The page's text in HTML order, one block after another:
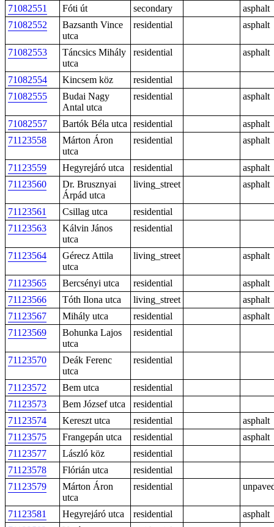
71082551 Fóti út secondary
asphalt
71082552
Bazsanth Vince
utca
residential asphalt
71082553
Táncsics Mihály
utca
residential asphalt
71082554 Kincsem köz
residential
71082555
Budai Nagy
Antal utca
residential asphalt
71082557 Bartók Béla utca residential
asphalt
71123558
Márton Áron
utca
residential asphalt
71123559 Hegyrejáró utca residential
asphalt
71123560
Dr. Brusznyai
Árpád utca
living_street asphalt
71123561 Csillag utca
residential
71123563
Kálvin János
utca
residential
71123564
Gérecz Attila
utca
living_street asphalt
71123565 Bercsényi utca residential
asphalt
71123566
Tóth Ilona utca living_street
asphalt
71123567
Mihály utca residential
asphalt
71123569
Bohunka Lajos
utca
residential
71123570
Deák Ferenc
utca
residential
71123572 Bem utca
residential
71123573
Bem József utca
residential
71123574
Kereszt utca residential
asphalt
71123575
Frangepán utca residential
asphalt
71123577
László köz
residential
71123578
Flórián utca
residential
71123579
Márton Áron
utca
residential
71123581 Hegyrejáró utca residential
asphalt